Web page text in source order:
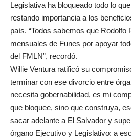
Legislativa ha bloqueado todo lo
restando importancia a los
país. “Todos sabemos que Rodolfo
mensuales de Funes por apoyar
del FMLN”, recordó.
Willie Ventura ratificó su
terminar con ese divorcio entre
necesita gobernabilidad, es mi
que bloquee, sino que construya,
sacar adelante a El Salvador y
órgano Ejecutivo y Legislativo: a